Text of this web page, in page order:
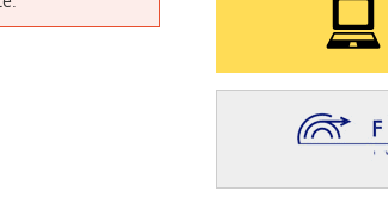
SOSTENIBILITÀ